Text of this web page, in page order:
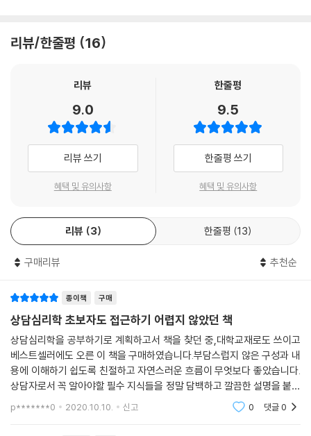
2. 질문
3. 공감적 반응
8. 자기 개방
10. 정보제공
1. 상담센터 운영체계
2. 업무내용에 따른 상담센터 운영
1. 상담 사례의 분석 방법
2. 상담 사례의 실제
3. 사례 해석
제4부 상담의 적용
리뷰/한줄평 16
리뷰
9.0
리뷰 쓰기
혜택 및 유의사항
한줄평
9.5
한줄평 쓰기
혜택 및 유의사항
리뷰 3 한줄평 13
구매리뷰 추천순
종이책 구매
상담심리학 초보자도 접근하기 어렵지 않았던 책
상담심리학을 공부하기로 계획하고서 책을 찾던 중,대학교재로도 쓰이고
베스트셀러에도 오른 이 책을 구매하였습니다.부담스럽지 않은 구성과 내
용에 이해하기 쉽도록 친절하고 자연스러운 흐름이 무엇보다 좋았습니다.
상담자로서 꼭 알아야할 필수 지식들을 정말 담백하고 깔끔한 설명을 붙여
공부하도록 되어 있습니다.역시 학부 교재로 쓰이는 이유가 있었구나 싶더
라구요..또한 사례
p*******0 2020.10.10. 신고 0 댓글0